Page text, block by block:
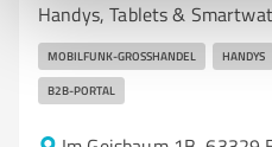
Handys, Tablets &
MOBILFUNK-GROSSHANDEL HANDYS
B2B-PORTAL